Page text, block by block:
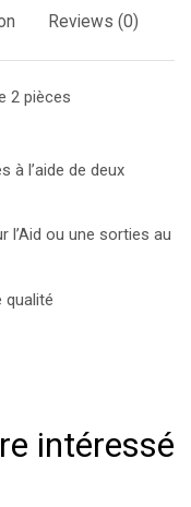
Reviews (0)
2 pièces
à l’aide de deux
l’Aid ou une sorties au
qualité
intéressé